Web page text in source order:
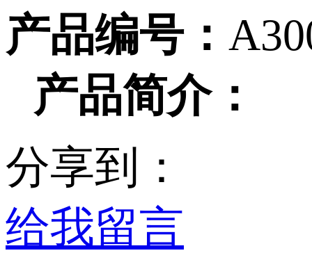
产品编号：
产品简介：
分享到：
给我留言